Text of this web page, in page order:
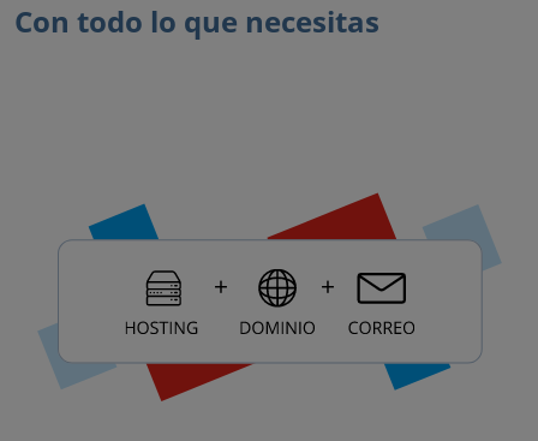
Con todo lo que necesitas